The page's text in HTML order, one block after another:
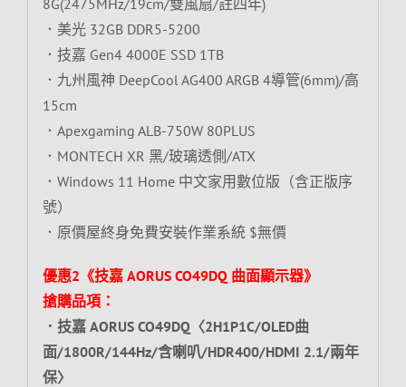
．美光 32GB DDR5-5200
．技嘉 Gen4 4000E SSD 1TB
．九州風神 DeepCool AG400 ARGB 4導管(6mm)/高
15cm
．Apexgaming ALB-750W 80PLUS
．MONTECH XR 黑/玻璃透側/ATX
．Windows 11 Home 中文家用數位版（含正版序
號）
．原價屋終身免費安裝作業系統 $無價
優惠2《技嘉 AORUS CO49DQ 曲面顯示器》
搶購品項：
．技嘉 AORUS CO49DQ〈2H1P1C/OLED曲
面/1800R/144Hz/含喇叭/HDR400/HDMI 2.1/兩年
保〉